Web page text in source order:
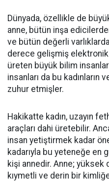
Dünyada, özellikle de
anne, bütün inşa
ve bütün değerli
derece gelişmiş
üreten büyük bilim
insanları da bu
zuhur etmişler.
Hakikatte kadın, uzayın
araçları dahi üretebilir.
insan yetiştirmek kadar
kadarıyla bu yeteneğe en
kişi annedir. Anne; yüksek
kıymetli ve derin bir